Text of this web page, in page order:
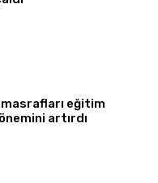
eğitim
artırdı